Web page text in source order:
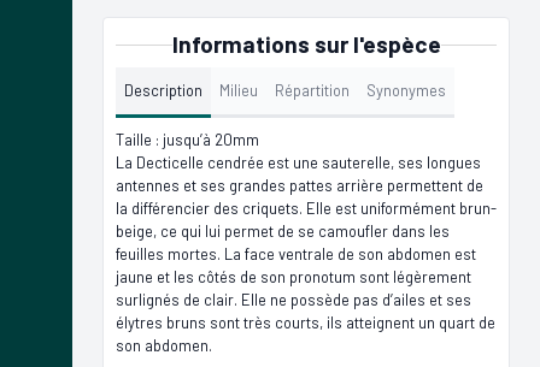
Informations sur l'espèce
Description Milieu Répartition Synonymes
Taille : jusqu’à 20mm
La Decticelle cendrée est une sauterelle, ses longues
antennes et ses grandes pattes arrière permettent de
la différencier des criquets. Elle est uniformément brun-
beige, ce qui lui permet de se camoufler dans les
feuilles mortes. La face ventrale de son abdomen est
jaune et les côtés de son pronotum sont légèrement
surlignés de clair. Elle ne possède pas d’ailes et ses
élytres bruns sont très courts, ils atteignent un quart de
son abdomen.